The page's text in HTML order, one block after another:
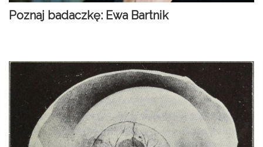
Poznaj badaczkę: Ewa Bartnik